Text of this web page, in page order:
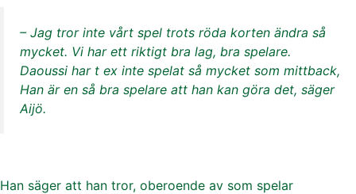
– Jag tror inte vårt spel trots röda korten ändra så
mycket. Vi har ett riktigt bra lag, bra spelare.
Daoussi har t ex inte spelat så mycket som mittback,
Han är en så bra spelare att han kan göra det, säger
Aijö.
Han säger att han tror, oberoende av som spelar